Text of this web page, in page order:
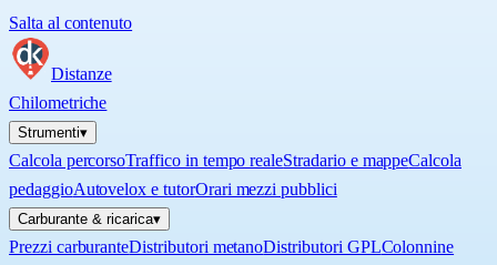
Salta al contenuto
Distanze
Chilometriche
Strumenti▾
Calcola percorsoTraffico in tempo realeStradario e mappeCalcola
pedaggioAutovelox e tutorOrari mezzi pubblici
Carburante & ricarica▾
Prezzi carburanteDistributori metanoDistributori GPLColonnine